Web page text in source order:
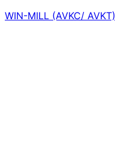
WIN-MILL (AVKC/ AVKT)